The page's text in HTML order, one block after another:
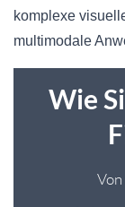
komplexe
multimodale